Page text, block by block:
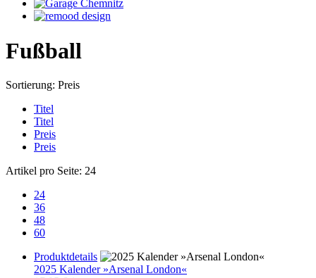
Fußball
Sortierung: Preis
Titel
Titel
Preis
Preis
Artikel pro Seite: 24
24
36
48
60
Produktdetails
2025 Kalender »Arsenal London«